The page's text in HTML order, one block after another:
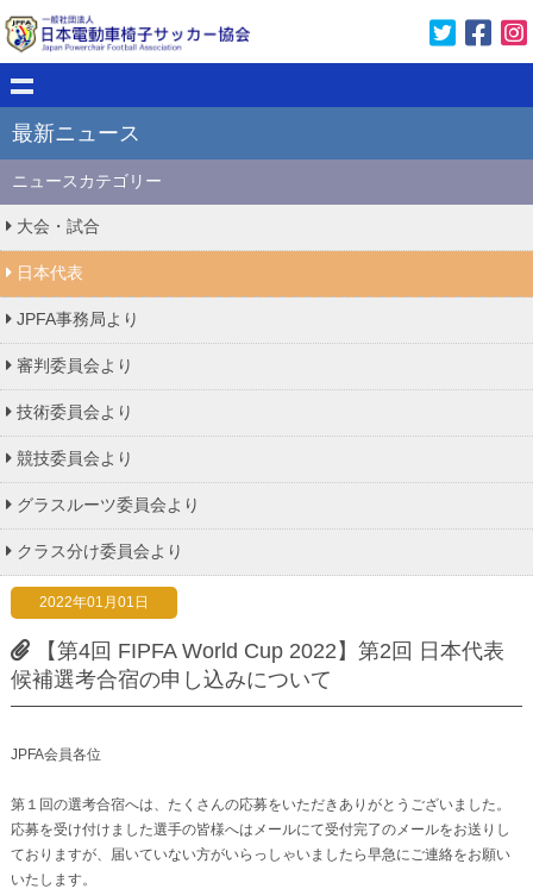
最新ニュース
ニュースカテゴリー
大会・試合
日本代表
JPFA事務局より
審判委員会より
技術委員会より
競技委員会より
グラスルーツ委員会より
クラス分け委員会より
2022年01月01日
【第4回 FIPFA World Cup 2022】第2回 日本代表
候補選考合宿の申し込みについて
JPFA会員各位
第１回の選考合宿へは、たくさんの応募をいただきありがとうございました。
応募を受け付けました選手の皆様へはメールにて受付完了のメールをお送りし
ておりますが、届いていない方がいらっしゃいましたら早急にご連絡をお願い
いたします。